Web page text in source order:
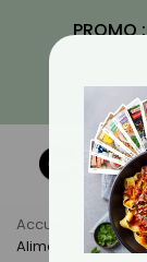
Accueil Actus
Alimentation